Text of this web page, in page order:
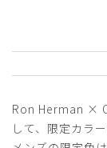
購入確認済み
Ron Herman ×
して、限定カラー